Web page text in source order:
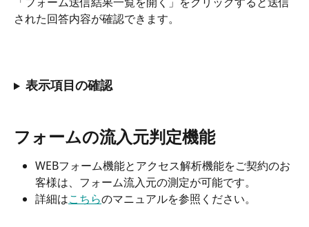
された回答内容が確認できます。
表示項目の確認
フォームの流入元判定機能
WEBフォーム機能とアクセス解析機能をご契約のお
客様は、フォーム流入元の測定が可能です。
詳細はこちらのマニュアルを参照ください。